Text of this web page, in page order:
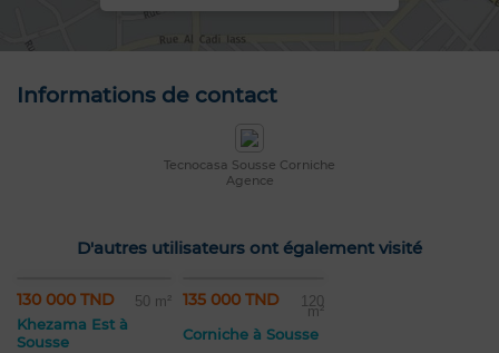
Informations de contact
Tecnocasa Sousse Corniche
Agence
D'autres utilisateurs ont également visité
130 000 TND 50 m²
Khezama Est à
Sousse
135 000 TND 120
m²
Corniche à Sousse